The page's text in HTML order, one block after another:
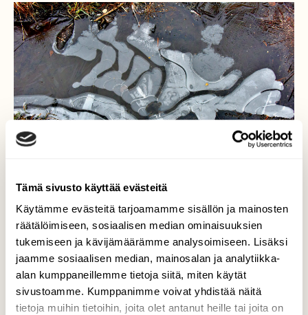
Tämä sivusto käyttää evästeitä
Käytämme evästeitä tarjoamamme sisällön ja mainosten
räätälöimiseen, sosiaalisen median ominaisuuksien
tukemiseen ja kävijämäärämme analysoimiseen. Lisäksi
jaamme sosiaalisen median, mainosalan ja analytiikka-
alan kumppaneillemme tietoja siitä, miten käytät
sivustoamme. Kumppanimme voivat yhdistää näitä
tietoja muihin tietoihin, joita olet antanut heille tai joita on
Pikapakkanen
Vain 7 astetta, mutta pakkanen ehti loihtia
monia taideteoksia sadevesilammikoihin.